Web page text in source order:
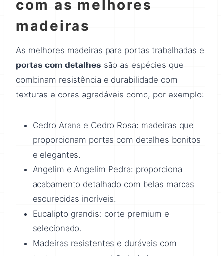
com as melhores
madeiras
As melhores madeiras para portas trabalhadas e
portas com detalhes são as espécies que
combinam resistência e durabilidade com
texturas e cores agradáveis como, por exemplo:
Cedro Arana e Cedro Rosa: madeiras que
proporcionam portas com detalhes bonitos
e elegantes.
Angelim e Angelim Pedra: proporciona
acabamento detalhado com belas marcas
escurecidas incríveis.
Eucalipto grandis: corte premium e
selecionado.
Madeiras resistentes e duráveis com